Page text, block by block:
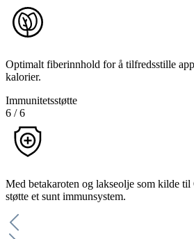
Optimalt fiberinnhold for å tilfredsstille
kalorier.
Immunitetsstøtte
6 /6
Med betakaroten og lakseolje som kilde til
støtte et sunt immunsystem.